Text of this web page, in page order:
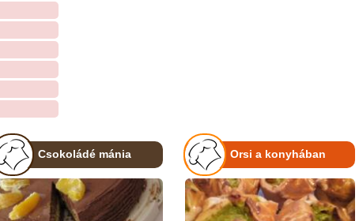
Csokoládé mánia Orsi a konyhában